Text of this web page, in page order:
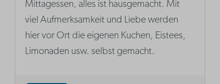
Mittagessen, alles ist hausgemacht. Mit
viel Aufmerksamkeit und Liebe werden
hier vor Ort die eigenen Kuchen, Eistees,
Limonaden usw. selbst gemacht.